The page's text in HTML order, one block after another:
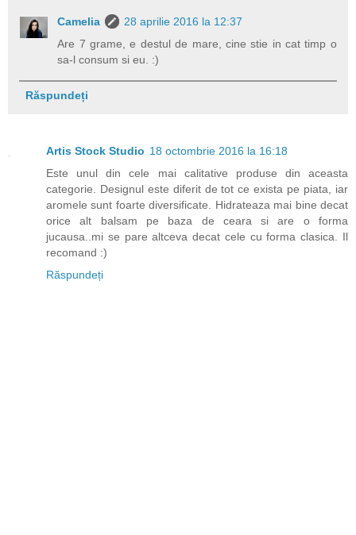
Camelia
28 aprilie 2016 la 12:37
Are 7 grame, e destul de mare, cine stie in cat timp o
sa-l consum si eu. :)
Răspundeți
Artis Stock Studio 18 octombrie 2016 la 16:18
Este unul din cele mai calitative produse din aceasta
categorie. Designul este diferit de tot ce exista pe piata, iar
aromele sunt foarte diversificate. Hidrateaza mai bine decat
orice alt balsam pe baza de ceara si are o forma
jucausa..mi se pare altceva decat cele cu forma clasica. Il
recomand :)
Răspundeți